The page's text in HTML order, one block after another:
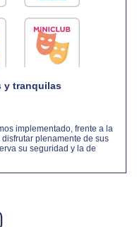
y tranquilas
implementado, frente a la
plenamente de sus
su seguridad y la de